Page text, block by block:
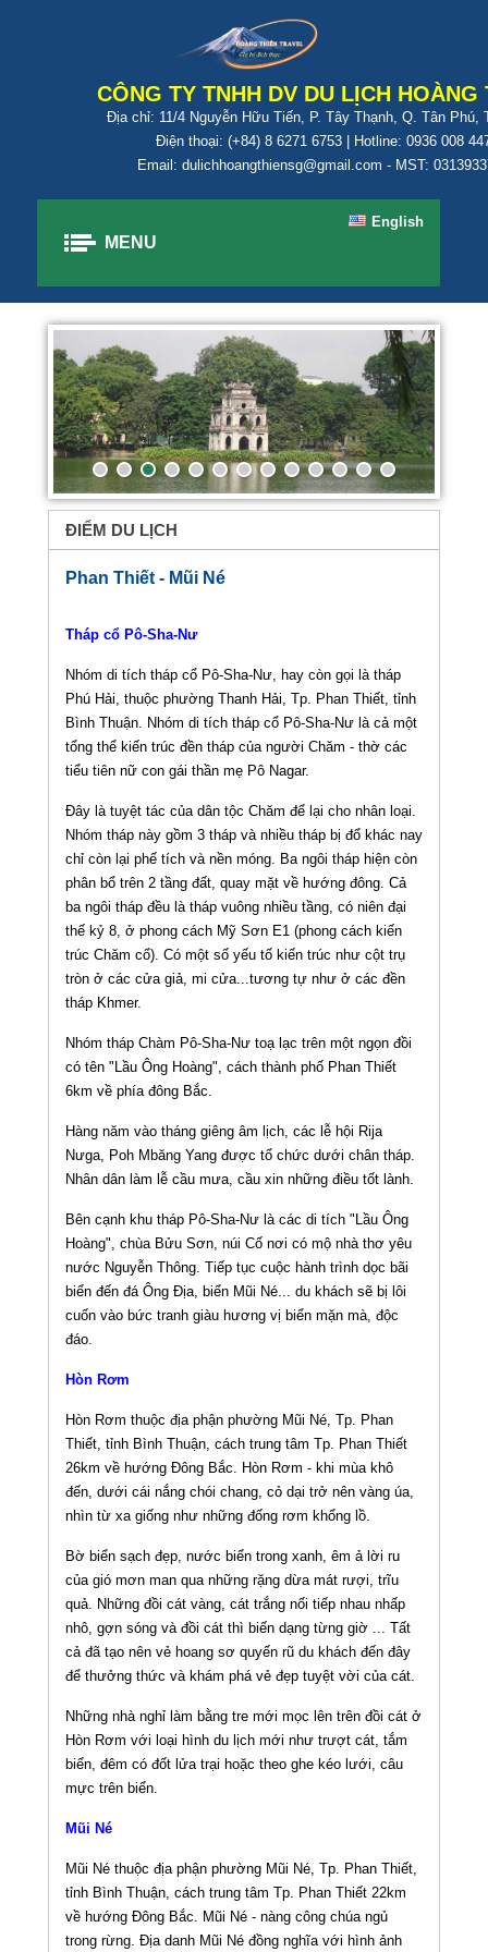
CÔNG TY TNHH DV DU LỊCH HOÀNG
Địa chỉ: 11/4 Nguyễn Hữu Tiến, P. Tây Thạnh, Q. Tân Phú,
Điện thoại: (+84) 8 6271 6753 | Hotline: 0936 008
Email: dulichhoangthiensg@gmail.com - MST:
MENU
English
ĐIỂM DU LỊCH
Phan Thiết - Mũi Né
Tháp cổ Pô-Sha-Nư
Nhóm di tích tháp cổ Pô-Sha-Nư, hay còn gọi là tháp
Phú Hải, thuộc phường Thanh Hải, Tp. Phan Thiết, tỉnh
Bình Thuận. Nhóm di tích tháp cổ Pô-Sha-Nư là cả một
tổng thể kiến trúc đền tháp của người Chăm - thờ các
tiểu tiên nữ con gái thần mẹ Pô Nagar.
Đây là tuyệt tác của dân tộc Chăm để lại cho nhân loại.
Nhóm tháp này gồm 3 tháp và nhiều tháp bị đổ khác nay
chỉ còn lại phế tích và nền móng. Ba ngôi tháp hiện còn
phân bổ trên 2 tầng đất, quay mặt về hướng đông. Cả
ba ngôi tháp đều là tháp vuông nhiều tầng, có niên đại
thế kỷ 8, ở phong cách Mỹ Sơn E1 (phong cách kiến
trúc Chăm cổ). Có một số yếu tố kiến trúc như cột trụ
tròn ở các cửa giả, mi cửa...tương tự như ở các đền
tháp Khmer.
Nhóm tháp Chàm Pô-Sha-Nư toạ lạc trên một ngọn đồi
có tên "Lầu Ông Hoàng", cách thành phố Phan Thiết
6km về phía đông Bắc.
Hàng năm vào tháng giêng âm lịch, các lễ hội Rija
Nưga, Poh Mbăng Yang được tổ chức dưới chân tháp.
Nhân dân làm lễ cầu mưa, cầu xin những điều tốt lành.
Bên cạnh khu tháp Pô-Sha-Nư là các di tích "Lầu Ông
Hoàng", chùa Bửu Sơn, núi Cố nơi có mộ nhà thơ yêu
nước Nguyễn Thông. Tiếp tục cuộc hành trình dọc bãi
biển đến đá Ông Địa, biển Mũi Né... du khách sẽ bị lôi
cuốn vào bức tranh giàu hương vị biển mặn mà, độc
đáo.
Hòn Rơm
Hòn Rơm thuộc địa phận phường Mũi Né, Tp. Phan
Thiết, tỉnh Bình Thuận, cách trung tâm Tp. Phan Thiết
26km về hướng Đông Bắc. Hòn Rơm - khi mùa khô
đến, dưới cái nắng chói chang, cỏ dại trở nên vàng úa,
nhìn từ xa giống như những đống rơm khổng lồ.
Bờ biển sạch đẹp, nước biển trong xanh, êm ả lời ru
của gió mơn man qua những rặng dừa mát rượi, trĩu
quả. Những đồi cát vàng, cát trắng nối tiếp nhau nhấp
nhô, gợn sóng và đồi cát thì biến dạng từng giờ ... Tất
cả đã tạo nên vẻ hoang sơ quyến rũ du khách đến đây
để thưởng thức và khám phá vẻ đẹp tuyệt vời của cát.
Những nhà nghỉ làm bằng tre mới mọc lên trên đồi cát ở
Hòn Rơm với loại hình du lịch mới như trượt cát, tắm
biển, đêm có đốt lửa trại hoặc theo ghe kéo lưới, câu
mực trên biển.
Mũi Né
Mũi Né thuộc địa phận phường Mũi Né, Tp. Phan Thiết,
tỉnh Bình Thuận, cách trung tâm Tp. Phan Thiết 22km
về hướng Đông Bắc. Mũi Né - nàng công chúa ngủ
trong rừng. Địa danh Mũi Né đồng nghĩa với hình ảnh